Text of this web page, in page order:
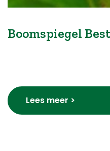
Boomspiegel
Lees meer >